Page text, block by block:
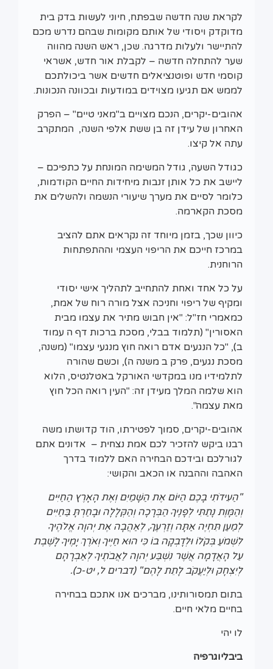
לקראת שנה חדשה שבפתח, חיוני לעשות בדק בית
מדוקדק ויסודי של אותם מקומות שבהם נדרש מכם
להתיישר ולעלות מדרגה. שכן, ראש השנה מהווה
שער להתחלה חדשה – לקבלת אור חדש, אשראי
קוסמי חדש ופוטנציאלים חדשים אשר ביכולתכם
לממש אם תגיעו מצוידים במודעות ובכוונה הנכונות.
אהובים-יקרים, הנכם מצויים ב"מאני טיים" – הפרק
האחרון של עידן זה בן ששת אלפי השנה, המתקרב
עתה אל קיצו.
כגודל השעה, גודל המשימה המונחת על כתפיכם –
ליישב את כל אותן זנבות מיחידות החיים הקודמות,
כלומר לסיים את מערך שיעורי הנשמה ולהשלים את
מסכת הקארמה.
כיוון שכך, בזמן מיוחד זה נקראים אתם להציב
במרכז חייכם את הריפוי העצמי וההתפתחות
הרוחנית.
על כל אחד ואחת להתחייב לתהליך אישי יסודי
ומקיף של ריפוי וחניכה אצל מורה רוח של אמת,
כמאמרי חז"ל: "אין חבוש מתיר את עצמו מבית
האסורין" (תלמוד בבלי, מסכת ברכות דף ה עמוד
ב), "כל הנגעים אדם רואה חוץ מנגעי עצמו" (משנה,
מסכת נגעים, פרק ב משנה ה), וכשם שהורה
לתלמידיו מנו במקדשי האורקל באטלנטיס, הלוא
הוא שלמה המלך מעידן זה: "העין רואה הכל חוץ
מאת עצמה".
אהובים-יקרים, סמוך לפטירתו, הוד קדושתו משה
רבנו ביקש להזכיר לכם אמת נצחית – אדונים אתם
לגורלכם ובידכם הבחירה האם ללמוד בדרך
האהבה וההבנה או הכאב והקושי:
"הַעִידֹתִי בָכֶם הַיּוֹם אֶת הַשָּׁמַיִם וְאֶת הָאָרֶץ הַחַיִּים
וְהַמָּוֶת נָתַתִּי לְפָנֶיךָ הַבְּרָכָה וְהַקְּלָלָה וּבָחַרְתָּ בַּחַיִּים
לְמַעַן תִּחְיֶה אַתָּה וְזַרְעֶךָ, לְאַהֲבָה אֶת יְהוָה אֱלֹהֶיךָ
לִשְׁמֹעַ בְּקֹלוֹ וּלְדָבְקָה בוֹ כִּי הוּא חַיֶּיךָ וְאֹרֶךְ יָמֶיךָ לָשֶׁבֶת
עַל הָאֲדָמָה אֲשֶׁר נִשְׁבַּע יְהוָה לַאֲבֹתֶיךָ לְאַבְרָהָם
לְיִצְחָק וּלְיַעֲקֹב לָתֵת לָהֶם" (דברים ל, יט-כ).
בתום תמסורותינו, מברכים אנו אתכם בבחירה
בחיים מלאי חיים.
לו יהי
ביבליוגרפיה